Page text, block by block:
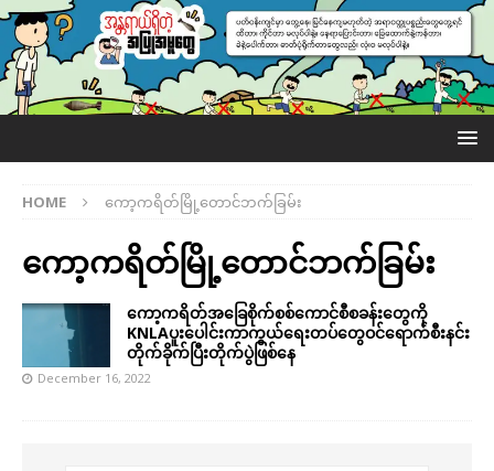
HOME ကော့ကရိတ်မြို့တောင်ဘက်ခြမ်း
ကော့ကရိတ်မြို့တောင်ဘက်ခြမ်း
ကော့ကရိတ်အခြေစိုက်စစ်ကောင်စီစခန်းတွေကို
KNLAပူးပေါင်းကာကွယ်ရေးတပ်တွေဝင်ရောက်စီးနင်း
တိုက်ခိုက်ပြီးတိုက်ပွဲဖြစ်နေ
December 16, 2022